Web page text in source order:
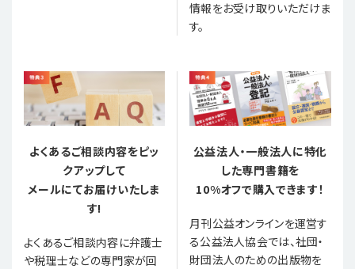
情報をお受け取りいただけま
す。
よくあるご相談内容をピッ
クアップして
メールにてお届けいたしま
す!
よくあるご相談内容に弁護士
や税理士などの専門家が回
公益法人・一般法人に特化
した専門書籍を
10%オフで購入できます！
月刊公益オンラインを運営す
る公益法人協会では、社団・
財団法人のための出版物を